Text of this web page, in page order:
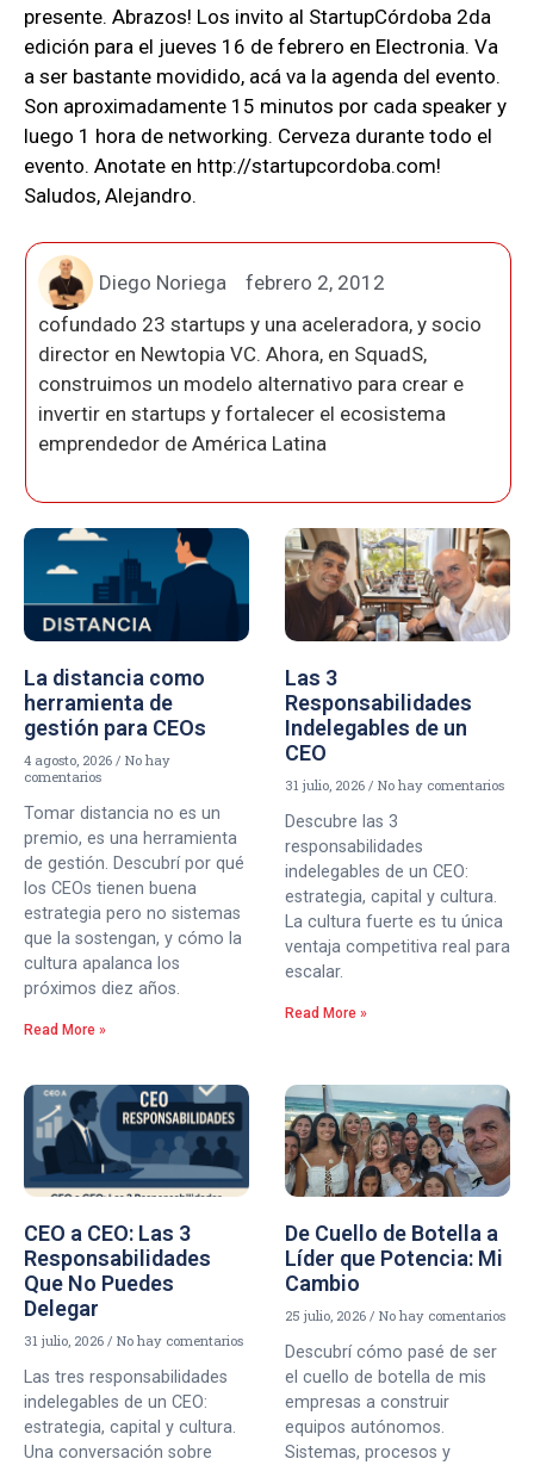
presente. Abrazos! Los invito al StartupCórdoba 2da
edición para el jueves 16 de febrero en Electronia. Va
a ser bastante movidido, acá va la agenda del evento.
Son aproximadamente 15 minutos por cada speaker y
luego 1 hora de networking. Cerveza durante todo el
evento. Anotate en http://startupcordoba.com!
Saludos, Alejandro.
Diego Noriega
febrero 2, 2012
cofundado 23 startups y una aceleradora, y socio
director en Newtopia VC. Ahora, en SquadS,
construimos un modelo alternativo para crear e
invertir en startups y fortalecer el ecosistema
emprendedor de América Latina
La distancia como
herramienta de
gestión para CEOs
4 agosto, 2026
No hay
comentarios
Tomar distancia no es un
premio, es una herramienta
de gestión. Descubrí por qué
los CEOs tienen buena
estrategia pero no sistemas
que la sostengan, y cómo la
cultura apalanca los
próximos diez años.
Read More »
Las 3
Responsabilidades
Indelegables de un
CEO
31 julio, 2026 No hay comentarios
Descubre las 3
responsabilidades
indelegables de un CEO:
estrategia, capital y cultura.
La cultura fuerte es tu única
ventaja competitiva real para
escalar.
Read More »
CEO a CEO: Las 3
Responsabilidades
Que No Puedes
Delegar
31 julio, 2026 No hay comentarios
Las tres responsabilidades
indelegables de un CEO:
estrategia, capital y cultura.
Una conversación sobre
De Cuello de Botella a
Líder que Potencia: Mi
Cambio
25 julio, 2026 No hay comentarios
Descubrí cómo pasé de ser
el cuello de botella de mis
empresas a construir
equipos autónomos.
Sistemas, procesos y